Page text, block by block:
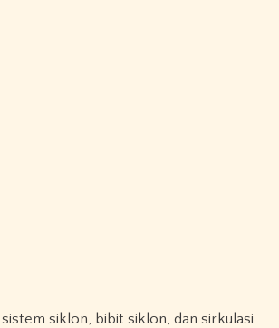
siklon, bibit siklon, dan sirkulasi